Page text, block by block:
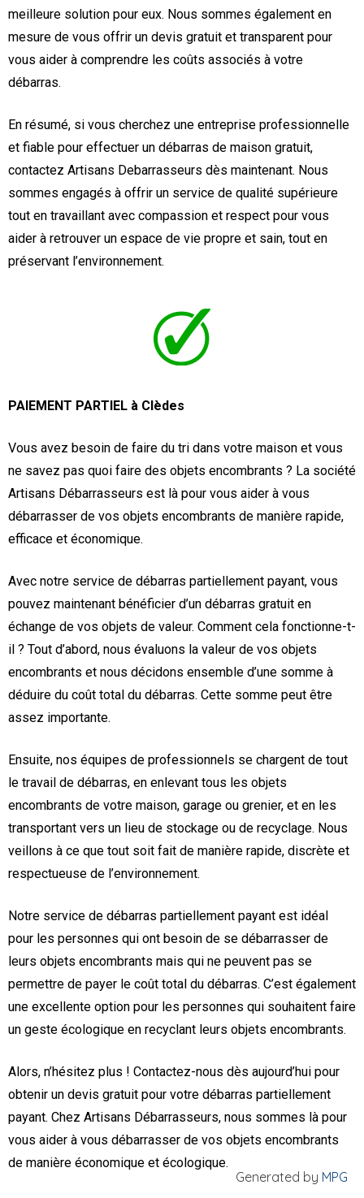
meilleure solution pour eux. Nous sommes également en
mesure de vous offrir un devis gratuit et transparent pour
vous aider à comprendre les coûts associés à votre
débarras.
En résumé, si vous cherchez une entreprise professionnelle
et fiable pour effectuer un débarras de maison gratuit,
contactez Artisans Debarrasseurs dès maintenant. Nous
sommes engagés à offrir un service de qualité supérieure
tout en travaillant avec compassion et respect pour vous
aider à retrouver un espace de vie propre et sain, tout en
préservant l’environnement.
PAIEMENT PARTIEL à Clèdes
Vous avez besoin de faire du tri dans votre maison et vous
ne savez pas quoi faire des objets encombrants ? La société
Artisans Débarrasseurs est là pour vous aider à vous
débarrasser de vos objets encombrants de manière rapide,
efficace et économique.
Avec notre service de débarras partiellement payant, vous
pouvez maintenant bénéficier d’un débarras gratuit en
échange de vos objets de valeur. Comment cela fonctionne-t-
il ? Tout d’abord, nous évaluons la valeur de vos objets
encombrants et nous décidons ensemble d’une somme à
déduire du coût total du débarras. Cette somme peut être
assez importante.
Ensuite, nos équipes de professionnels se chargent de tout
le travail de débarras, en enlevant tous les objets
encombrants de votre maison, garage ou grenier, et en les
transportant vers un lieu de stockage ou de recyclage. Nous
veillons à ce que tout soit fait de manière rapide, discrète et
respectueuse de l’environnement.
Notre service de débarras partiellement payant est idéal
pour les personnes qui ont besoin de se débarrasser de
leurs objets encombrants mais qui ne peuvent pas se
permettre de payer le coût total du débarras. C’est également
une excellente option pour les personnes qui souhaitent faire
un geste écologique en recyclant leurs objets encombrants.
Alors, n’hésitez plus ! Contactez-nous dès aujourd’hui pour
obtenir un devis gratuit pour votre débarras partiellement
payant. Chez Artisans Débarrasseurs, nous sommes là pour
vous aider à vous débarrasser de vos objets encombrants
de manière économique et écologique.
Generated by MPG